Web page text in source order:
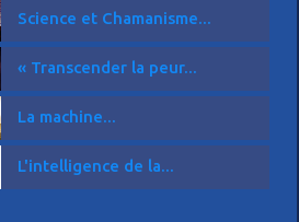
Science et Chamanisme...
« Transcender la peur...
La machine...
L'intelligence de la...